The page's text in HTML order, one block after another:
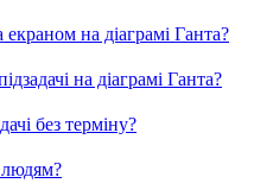
на діаграмі Ганта?
на діаграмі Ганта?
без терміну?
людям?